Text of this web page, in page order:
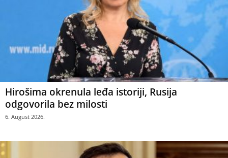
Hirošima okrenula leđa istoriji, Rusija
odgovorila bez milosti
6. August 2026.